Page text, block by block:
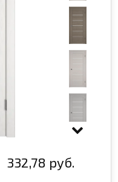
332,78 руб.